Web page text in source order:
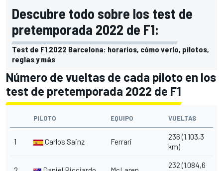
Descubre todo sobre los test de
pretemporada 2022 de F1:
Test de F1 2022 Barcelona: horarios, cómo verlo, pilotos,
reglas y más
Número de vueltas de cada piloto en los
test de pretemporada 2022 de F1
PILOTO EQUIPO VUELTAS
1 Carlos Sainz Ferrari
236 (1.103,3
km)
232 (1.084,6